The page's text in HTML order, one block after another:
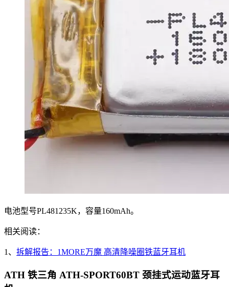
电池型号PL481235K，容量160mAh。
相关阅读：
1、 拆解报告：1MORE万魔 高清降噪圈铁蓝牙耳机
ATH 铁三角 ATH-SPORT60BT 颈挂式运动蓝牙耳